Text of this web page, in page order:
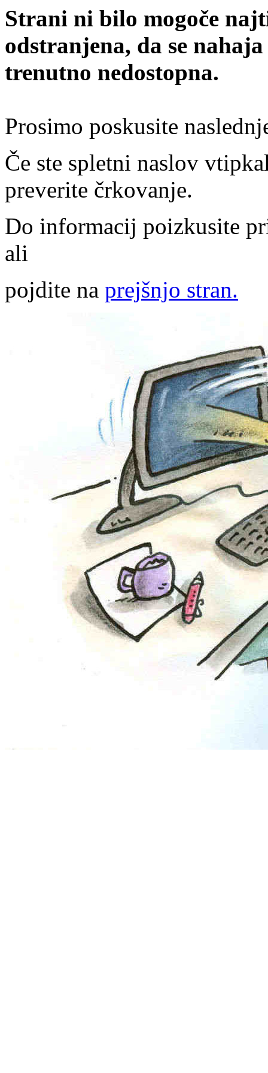
Strani ni bilo mogoče
odstranjena, da se
trenutno nedostopna.
Prosimo poskusite
Če ste spletni naslov
preverite črkovanje.
Do informacij poizkusite
ali
pojdite na prejšnjo stran.